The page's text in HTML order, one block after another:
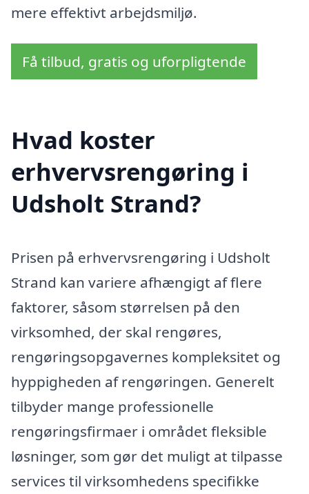
mere effektivt arbejdsmiljø.
Få tilbud, gratis og uforpligtende
Hvad koster
erhvervsrengøring i
Udsholt Strand?
Prisen på erhvervsrengøring i Udsholt
Strand kan variere afhængigt af flere
faktorer, såsom størrelsen på den
virksomhed, der skal rengøres,
rengøringsopgavernes kompleksitet og
hyppigheden af rengøringen. Generelt
tilbyder mange professionelle
rengøringsfirmaer i området fleksible
løsninger, som gør det muligt at tilpasse
services til virksomhedens specifikke